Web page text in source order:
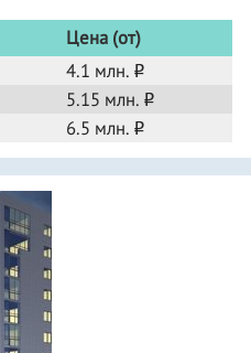
Цена (от)
4.1 млн. o
5.15 млн. o
6.5 млн. o